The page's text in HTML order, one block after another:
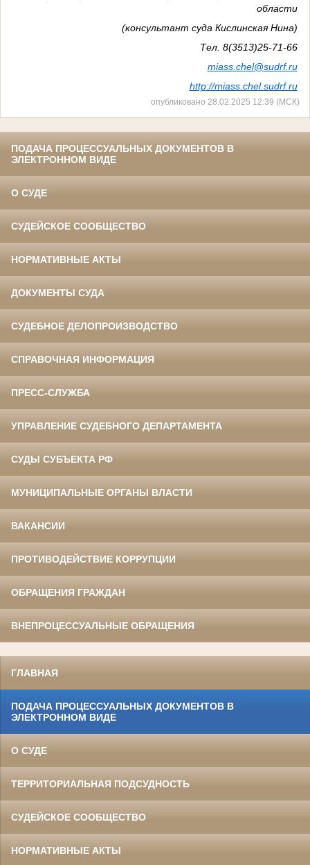
области
(консультант суда Кислинская Нина)
Тел. 8(3513)25-71-66
miass. chel@sudrf.ru
http://miass.chel.sudrf.ru
опубликовано 28.02.2025 12:39 (МСК)
ПОДАЧА ПРОЦЕССУАЛЬНЫХ ДОКУМЕНТОВ В
ЭЛЕКТРОННОМ ВИДЕ
О СУДЕ
СУДЕЙСКОЕ СООБЩЕСТВО
НОРМАТИВНЫЕ АКТЫ
ДОКУМЕНТЫ СУДА
СУДЕБНОЕ ДЕЛОПРОИЗВОДСТВО
СПРАВОЧНАЯ ИНФОРМАЦИЯ
ПРЕСС-СЛУЖБА
УПРАВЛЕНИЕ СУДЕБНОГО ДЕПАРТАМЕНТА
СУДЫ СУБЪЕКТА РФ
МУНИЦИПАЛЬНЫЕ ОРГАНЫ ВЛАСТИ
ВАКАНСИИ
ПРОТИВОДЕЙСТВИЕ КОРРУПЦИИ
ОБРАЩЕНИЯ ГРАЖДАН
ВНЕПРОЦЕССУАЛЬНЫЕ ОБРАЩЕНИЯ
ГЛАВНАЯ
ПОДАЧА ПРОЦЕССУАЛЬНЫХ ДОКУМЕНТОВ В
ЭЛЕКТРОННОМ ВИДЕ
О СУДЕ
ТЕРРИТОРИАЛЬНАЯ ПОДСУДНОСТЬ
СУДЕЙСКОЕ СООБЩЕСТВО
НОРМАТИВНЫЕ АКТЫ